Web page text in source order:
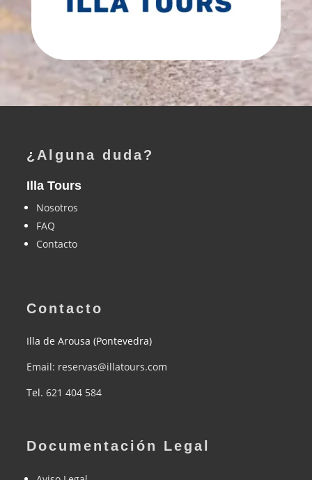
¿Alguna duda?
Illa Tours
Nosotros
FAQ
Contacto
Contacto
Illa de Arousa (Pontevedra)
Email: reservas@illatours.com
Tel. 621 404 584
Documentación Legal